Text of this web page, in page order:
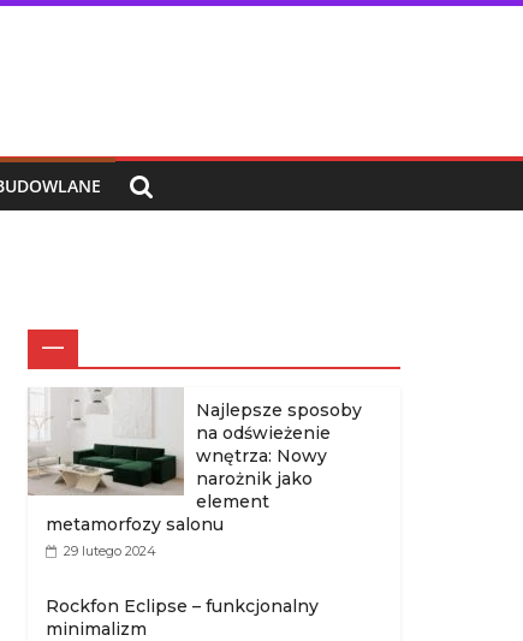
—
Najlepsze sposoby
na odświeżenie
wnętrza: Nowy
narożnik jako
element
metamorfozy salonu
29 lutego 2024
Rockfon Eclipse – funkcjonalny
minimalizm